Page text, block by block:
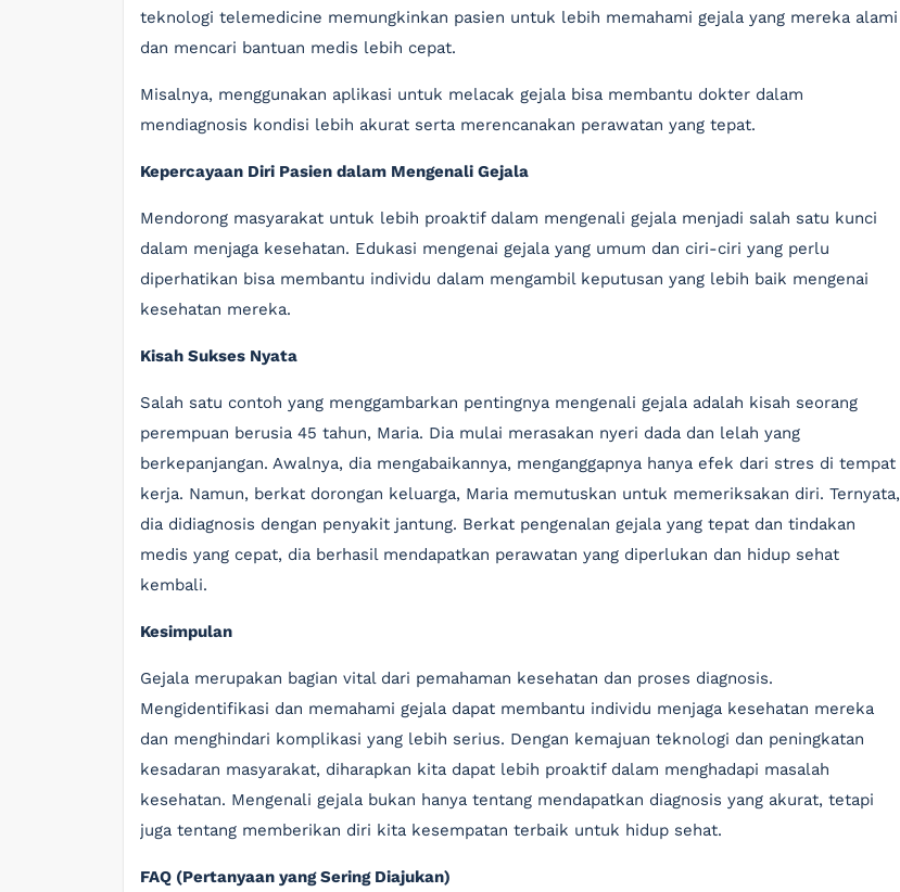
teknologi telemedicine memungkinkan pasien untuk lebih memahami gejala yang mereka alami
dan mencari bantuan medis lebih cepat.
Misalnya, menggunakan aplikasi untuk melacak gejala bisa membantu dokter dalam
mendiagnosis kondisi lebih akurat serta merencanakan perawatan yang tepat.
Kepercayaan Diri Pasien dalam Mengenali Gejala
Mendorong masyarakat untuk lebih proaktif dalam mengenali gejala menjadi salah satu kunci
dalam menjaga kesehatan. Edukasi mengenai gejala yang umum dan ciri-ciri yang perlu
diperhatikan bisa membantu individu dalam mengambil keputusan yang lebih baik mengenai
kesehatan mereka.
Kisah Sukses Nyata
Salah satu contoh yang menggambarkan pentingnya mengenali gejala adalah kisah seorang
perempuan berusia 45 tahun, Maria. Dia mulai merasakan nyeri dada dan lelah yang
berkepanjangan. Awalnya, dia mengabaikannya, menganggapnya hanya efek dari stres di tempat
kerja. Namun, berkat dorongan keluarga, Maria memutuskan untuk memeriksakan diri. Ternyata,
dia didiagnosis dengan penyakit jantung. Berkat pengenalan gejala yang tepat dan tindakan
medis yang cepat, dia berhasil mendapatkan perawatan yang diperlukan dan hidup sehat
kembali.
Kesimpulan
Gejala merupakan bagian vital dari pemahaman kesehatan dan proses diagnosis.
Mengidentifikasi dan memahami gejala dapat membantu individu menjaga kesehatan mereka
dan menghindari komplikasi yang lebih serius. Dengan kemajuan teknologi dan peningkatan
kesadaran masyarakat, diharapkan kita dapat lebih proaktif dalam menghadapi masalah
kesehatan. Mengenali gejala bukan hanya tentang mendapatkan diagnosis yang akurat, tetapi
juga tentang memberikan diri kita kesempatan terbaik untuk hidup sehat.
FAQ (Pertanyaan yang Sering Diajukan)